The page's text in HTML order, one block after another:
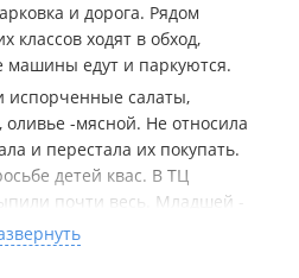
и дорога. Рядом
классов ходят в обход,
машины едут и паркуются.
испорченные салаты,
оливье -мясной. Не относила
и перестала их покупать.
детей квас. В ТЦ
почти весь. Младшей -
Рвота даже от воды,